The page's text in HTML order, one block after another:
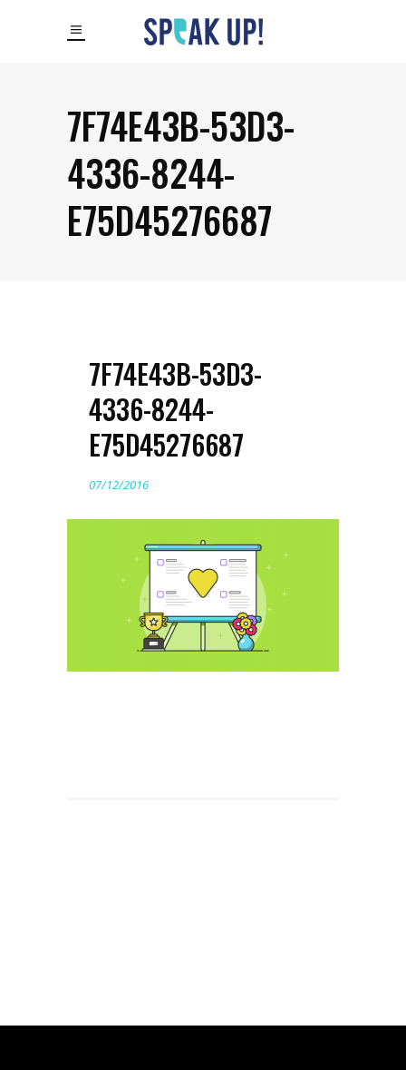
7F74E43B-53D3-
4336-8244-
E75D45276687
7F74E43B-53D3-
4336-8244-
E75D45276687
07/12/2016